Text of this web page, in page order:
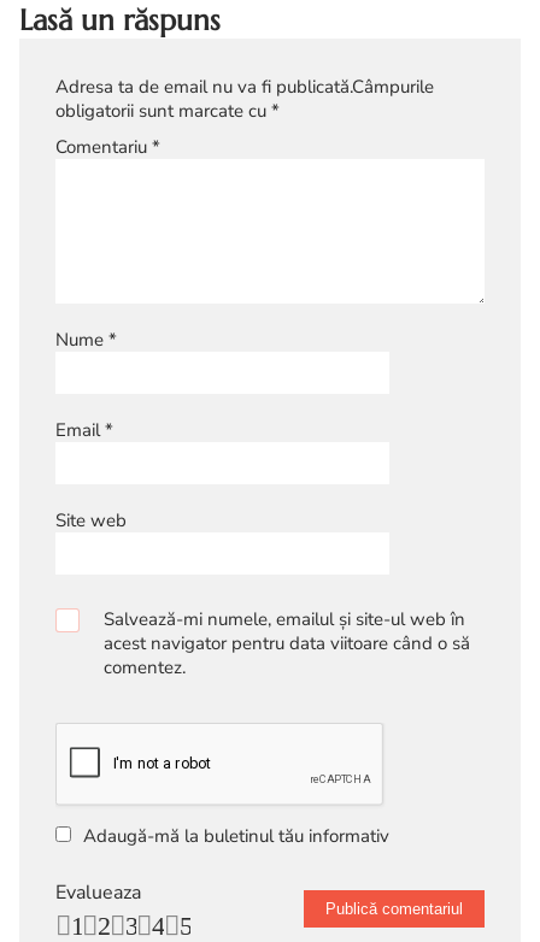
Lasă un răspuns
Adresa ta de email nu va fi publicată.Câmpurile
obligatorii sunt marcate cu *
Comentariu *
Nume *
Email*
Site web
Salvează-mi numele, emailul și site-ul web în
acest navigator pentru data viitoare când o să
comentez.
Adaugă-mă la buletinul tău informativ
Evalueaza
5
4
3
2
1